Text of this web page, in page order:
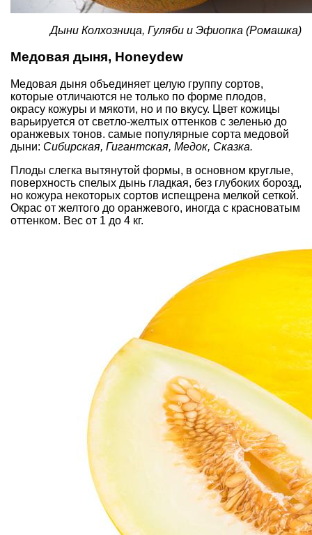
Дыни Колхозница, Гуляби и Эфиопка (Ромашка)
Медовая дыня, Honeydew
Медовая дыня объединяет целую группу сортов,
которые отличаются не только по форме плодов,
окрасу кожуры и мякоти, но и по вкусу. Цвет кожицы
варьируется от светло-желтых оттенков с зеленью до
оранжевых тонов. самые популярные сорта медовой
дыни: Сибирская, Гигантская, Медок, Сказка.
Плоды слегка вытянутой формы, в основном круглые,
поверхность спелых дынь гладкая, без глубоких борозд,
но кожура некоторых сортов испещрена мелкой сеткой.
Окрас от желтого до оранжевого, иногда с красноватым
оттенком. Вес от 1 до 4 кг.